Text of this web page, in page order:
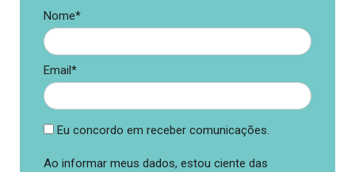
Nome*
Email*
Eu concordo em receber comunicações.
Ao informar meus dados, estou ciente das